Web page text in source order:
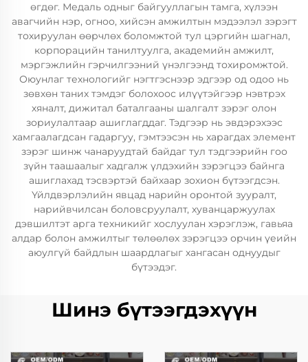
өгдөг. Медаль одныг байгууллагын тамга, хүлээн
авагчийн нэр, огноо, хийсэн амжилтын мэдээлэл зэрэгт
тохируулан өөрчлөх боломжтой тул цэргийн шагнал,
корпорацийн танилтуулга, академийн амжилт,
мэргэжлийн гэрчилгээний үнэлгээнд тохиромжтой.
Оюунлаг технологийг нэгтгэснээр эдгээр од одоо нь
зөвхөн таних тэмдэг болохоос илүүтэйгээр нэвтрэх
хяналт, дижитал баталгааны шалгалт зэрэг олон
зориулалтаар ашиглагддаг. Тэдгээр нь эвдэрэхээс
хамгаалагдсан гадаргуу, гэмтээсэн нь харагдах элемент
зэрэг шинж чанаруудтай байдаг тул тэдгээрийн гоо
зүйн таашаалыг хадгалж үлдэхийн зэрэгцээ байнга
ашиглахад тэсвэртэй байхаар зохион бүтээгдсэн.
Үйлдвэрлэлийн явцад нарийн оронтой зууралт,
нарийвчилсан боловсруулалт, хуванцаржуулах
дэвшилтэт арга техникийг хослуулан хэрэглэж, гавьяа
алдар болон амжилтыг төлөөлөх зэрэгцээ орчин үеийн
аюулгүй байдлын шаардлагыг хангасан однуудыг
бүтээдэг.
Шинэ бүтээгдэхүүн